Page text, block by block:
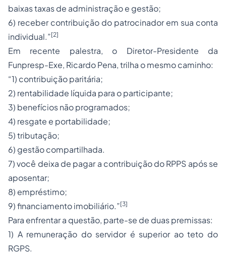
baixas taxas de administração e gestão;
6) receber contribuição do patrocinador em sua conta
individual.”[2]
Em recente palestra, o Diretor-Presidente da
Funpresp-Exe, Ricardo Pena, trilha o mesmo caminho:
“1) contribuição paritária;
2) rentabilidade líquida para o participante;
3) benefícios não programados;
4) resgate e portabilidade;
5) tributação;
6) gestão compartilhada.
7) você deixa de pagar a contribuição do RPPS após se
aposentar;
8) empréstimo;
9) financiamento imobiliário.”[3]
Para enfrentar a questão, parte-se de duas premissas:
1) A remuneração do servidor é superior ao teto do
RGPS.